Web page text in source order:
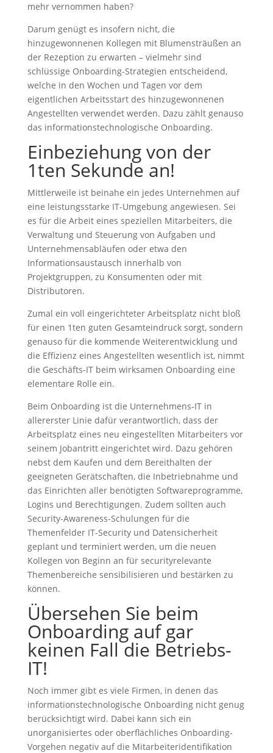
mehr vernommen haben?
Darum genügt es insofern nicht, die
hinzugewonnenen Kollegen mit Blumensträußen an
der Rezeption zu erwarten – vielmehr sind
schlüssige Onboarding-Strategien entscheidend,
welche in den Wochen und Tagen vor dem
eigentlichen Arbeitsstart des hinzugewonnenen
Angestellten verwendet werden. Dazu zählt genauso
das informationstechnologische Onboarding.
Einbeziehung von der
1ten Sekunde an!
Mittlerweile ist beinahe ein jedes Unternehmen auf
eine leistungsstarke IT-Umgebung angewiesen. Sei
es für die Arbeit eines speziellen Mitarbeiters, die
Verwaltung und Steuerung von Aufgaben und
Unternehmensabläufen oder etwa den
Informationsaustausch innerhalb von
Projektgruppen, zu Konsumenten oder mit
Distributoren.
Zumal ein voll eingerichteter Arbeitsplatz nicht bloß
für einen 1ten guten Gesamteindruck sorgt, sondern
genauso für die kommende Weiterentwicklung und
die Effizienz eines Angestellten wesentlich ist, nimmt
die Geschäfts-IT beim wirksamen Onboarding eine
elementare Rolle ein.
Beim Onboarding ist die Unternehmens-IT in
allererster Linie dafür verantwortlich, dass der
Arbeitsplatz eines neu eingestellten Mitarbeiters vor
seinem Jobantritt eingerichtet wird. Dazu gehören
nebst dem Kaufen und dem Bereithalten der
geeigneten Gerätschaften, die Inbetriebnahme und
das Einrichten aller benötigten Softwareprogramme,
Logins und Berechtigungen. Zudem sollten auch
Security-Awareness-Schulungen für die
Themenfelder IT-Security und Datensicherheit
geplant und terminiert werden, um die neuen
Kollegen von Beginn an für securityrelevante
Themenbereiche sensibilisieren und bestärken zu
können.
Übersehen Sie beim
Onboarding auf gar
keinen Fall die Betriebs-
IT!
Noch immer gibt es viele Firmen, in denen das
informationstechnologische Onboarding nicht genug
berücksichtigt wird. Dabei kann sich ein
unorganisiertes oder oberflächliches Onboarding-
Vorgehen negativ auf die Mitarbeiteridentifikation